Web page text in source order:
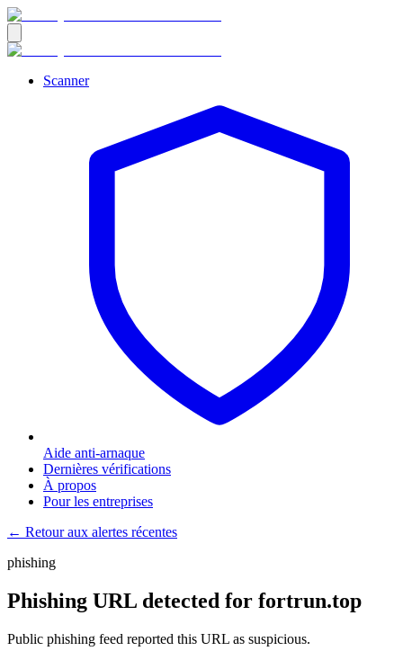
Scanner
Aide anti-arnaque
Dernières vérifications
À propos
Pour les entreprises
← Retour aux alertes récentes
phishing
Phishing URL detected for fortrun.top
Public phishing feed reported this URL as suspicious.